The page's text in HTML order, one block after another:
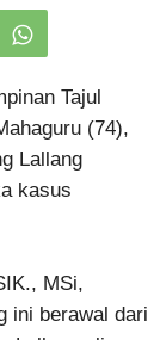
Tajul
(74),
Lallang
kasus
MSi,
ini berawal dari